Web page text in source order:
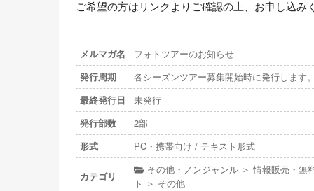
ご希望の方はリンクよりご確認の上、お申し込み
メルマガ名
フォトツアーのお知らせ
発行周期
各シーズンツアー募集開始時に発行します。
最終発行日
未発行
発行部数
2部
形式
PC・携帯向け / テキスト形式
カテゴリ
その他・ノンジャンル ＞ 情報販売・無
ト ＞ その他